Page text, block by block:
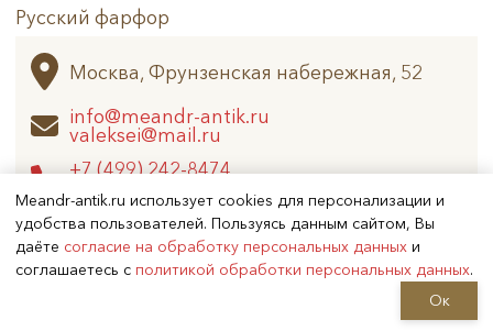
Meandr-antik.ru использует cookies для персонализации и
удобства пользователей. Пользуясь данным сайтом, Вы
даёте согласие на обработку персональных данных и
соглашаетесь с политикой обработки персональных данных.
Ок
Русский фарфор
Архив
Москва, Фрунзенская набережная, 52
info@meandr-antik.ru
valeksei@mail.ru
+7 (499) 242-8474
+7 (925) 506-6926
Не является публичной офертой
Copyright (c) 2026Меандр-Антик